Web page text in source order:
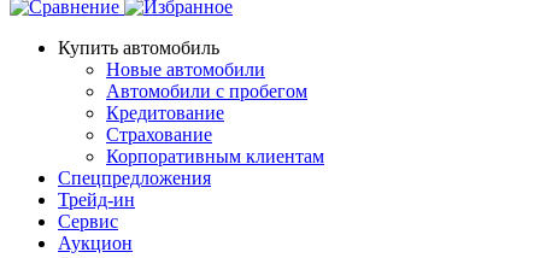
Купить автомобиль
Новые автомобили
Автомобили с пробегом
Кредитование
Страхование
Корпоративным клиентам
Спецпредложения
Трейд-ин
Сервис
Аукцион